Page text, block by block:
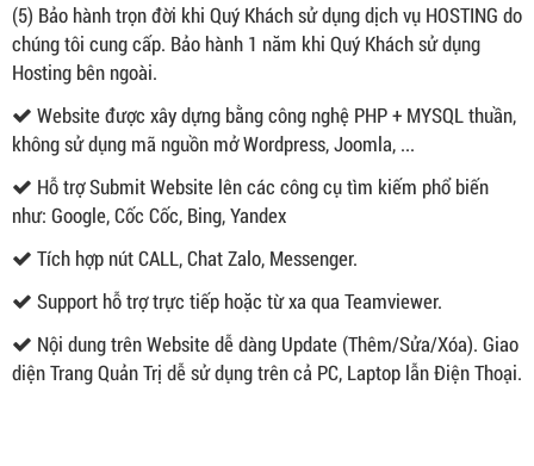
(5) Bảo hành trọn đời khi Quý Khách sử dụng dịch vụ HOSTING do
chúng tôi cung cấp. Bảo hành 1 năm khi Quý Khách sử dụng
Hosting bên ngoài.
Website được xây dựng bằng công nghệ PHP + MYSQL thuần,
không sử dụng mã nguồn mở Wordpress, Joomla, ...
Hỗ trợ Submit Website lên các công cụ tìm kiếm phổ biến
như: Google, Cốc Cốc, Bing, Yandex
Tích hợp nút CALL, Chat Zalo, Messenger.
Support hỗ trợ trực tiếp hoặc từ xa qua Teamviewer.
Nội dung trên Website dễ dàng Update (Thêm/Sửa/Xóa). Giao
diện Trang Quản Trị dễ sử dụng trên cả PC, Laptop lẫn Điện Thoại.